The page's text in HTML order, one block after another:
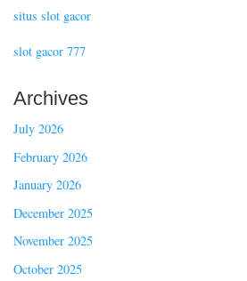
situs slot gacor
slot gacor 777
Archives
July 2026
February 2026
January 2026
December 2025
November 2025
October 2025